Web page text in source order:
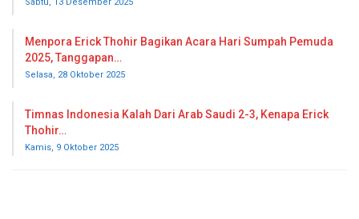
Menpora Erick Thohir Bagikan Acara Hari Sumpah Pemuda
2025, Tanggapan…
Selasa, 28 Oktober 2025
Timnas Indonesia Kalah Dari Arab Saudi 2-3, Kenapa Erick
Thohir…
Kamis, 9 Oktober 2025